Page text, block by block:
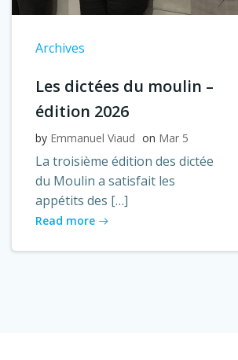
Archives
Les dictées du moulin –
édition 2026
by Emmanuel Viaud on Mar 5
La troisième édition des dictée
du Moulin a satisfait les
appétits des […]
Read more